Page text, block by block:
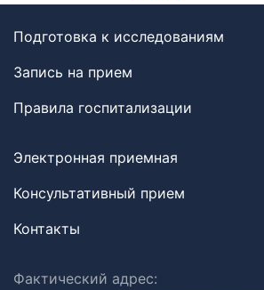
Подготовка к исследованиям
Запись на прием
Правила госпитализации
Электронная приемная
Консультативный прием
Контакты
Фактический адрес: